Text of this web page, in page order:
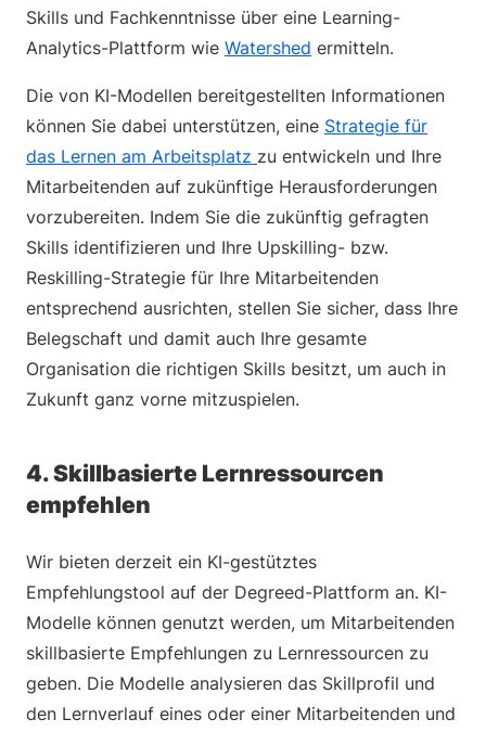
Skills und Fachkenntnisse über eine Learning-
Analytics-Plattform wie Watershed ermitteln.
Die von KI-Modellen bereitgestellten Informationen
können Sie dabei unterstützen, eine Strategie für
das Lernen am Arbeitsplatz zu entwickeln und Ihre
Mitarbeitenden auf zukünftige Herausforderungen
vorzubereiten. Indem Sie die zukünftig gefragten
Skills identifizieren und Ihre Upskilling- bzw.
Reskilling-Strategie für Ihre Mitarbeitenden
entsprechend ausrichten, stellen Sie sicher, dass Ihre
Belegschaft und damit auch Ihre gesamte
Organisation die richtigen Skills besitzt, um auch in
Zukunft ganz vorne mitzuspielen.
4. Skillbasierte Lernressourcen
empfehlen
Wir bieten derzeit ein KI-gestütztes
Empfehlungstool auf der Degreed-Plattform an. KI-
Modelle können genutzt werden, um Mitarbeitenden
skillbasierte Empfehlungen zu Lernressourcen zu
geben. Die Modelle analysieren das Skillprofil und
den Lernverlauf eines oder einer Mitarbeitenden und